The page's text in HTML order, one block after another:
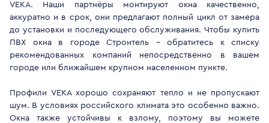
VEKA. Наши партнёры монтируют окна качественно,
аккуратно и в срок, они предлагают полный цикл от замера
до установки и последующего обслуживания. Чтобы купить
ПВХ окна в городе Строитель - обратитесь к списку
рекомендованных компаний непосредственно в вашем
городе или ближайшем крупном населенном пункте.
Профили VEKA хорошо сохраняют тепло и не пропускают
шум. В условиях российского климата это особенно важно.
Окна также устойчивы к взлому, поэтому вы можете